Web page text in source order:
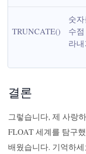
TRUNCATE()
숫
수
라내
결론
그렇습니다, 제 사랑
FLOAT 세계를 탐구
배웠습니다. 기억하